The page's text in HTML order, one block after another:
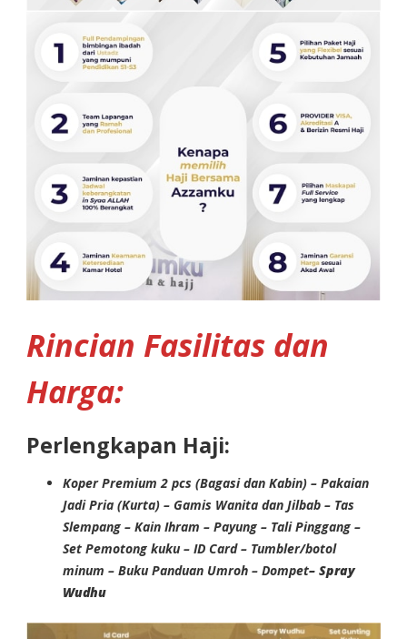
Rincian Fasilitas dan
Harga:
Perlengkapan Haji:
Koper Premium 2 pcs (Bagasi dan Kabin) – Pakaian
Jadi Pria (Kurta) – Gamis Wanita dan Jilbab – Tas
Slempang – Kain Ihram – Payung – Tali Pinggang –
Set Pemotong kuku – ID Card – Tumbler/botol
minum – Buku Panduan Umroh – Dompet– Spray
Wudhu